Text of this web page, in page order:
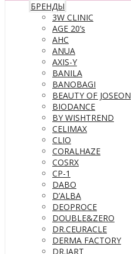
БРЕНДЫ
3W CLINIC
AGE 20’s
AHC
ANUA
AXIS-Y
BANILA
BANOBAGI
BEAUTY OF JOSEON
BIODANCE
BY WISHTREND
CELIMAX
CLIO
CORALHAZE
COSRX
CP-1
DABO
D’ALBA
DEOPROCE
DOUBLE&ZERO
DR.CEURACLE
DERMA FACTORY
DR.JART